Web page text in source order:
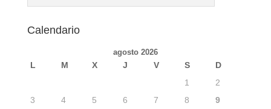
Calendario
agosto 2026
L M X J V S
D
1
2
3
4 5 6 7 8
9